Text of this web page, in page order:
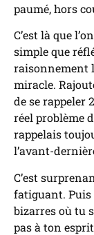
paumé, hors
C’est là que
simple que
raisonnement
miracle.
de se rappeler
réel problème
rappelais
l’avant-
C’est
fatiguant. Puis
bizarres où tu
pas à ton